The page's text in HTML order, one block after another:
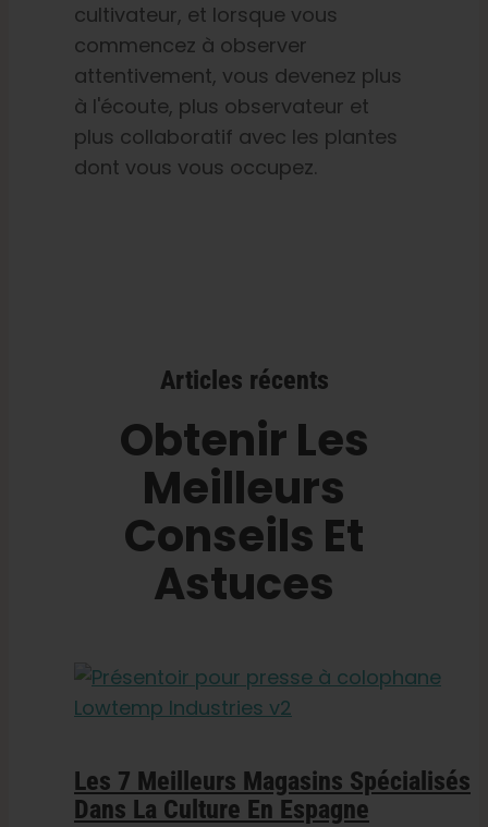
cultivateur, et lorsque vous
commencez à observer
attentivement, vous devenez plus
à l'écoute, plus observateur et
plus collaboratif avec les plantes
dont vous vous occupez.
Articles récents
Obtenir Les
Meilleurs
Conseils Et
Astuces
Les 7 Meilleurs Magasins Spécialisés
Dans La Culture En Espagne